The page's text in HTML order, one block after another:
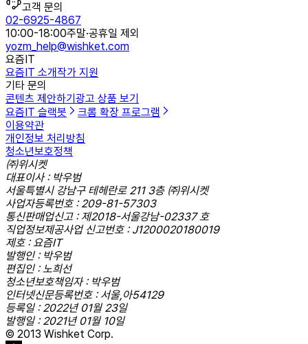
고객 문의
02-6925-4867
10:00-18:00주말·공휴일 제외
yozm_help@wishket.com
요즘IT
요즘IT 소개작가 지원
기타 문의
콘텐츠 제안하기 광고 상품 보기
요즘IT 슬랙봇
크롬 확장 프로그램
이용약관
개인정보 처리방침
청소년보호정책
㈜위시켓
대표이사 : 박우범
서울특별시 강남구 테헤란로 211 3층 ㈜위시켓
사업자등록번호 : 209-81-57303
통신판매업신고 : 제2018-서울강남-02337 호
직업정보제공사업 신고번호 : J1200020180019
제호 : 요즘IT
발행인 : 박우범
편집인 : 노희선
청소년보호책임자 : 박우범
인터넷신문등록번호 : 서울,아54129
등록일 : 2022년 01월 23일
발행일 : 2021년 01월 10일
© 2013 Wishket Corp.